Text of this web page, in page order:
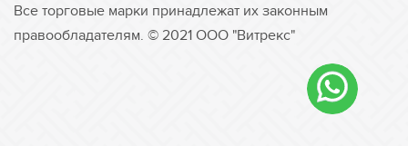
Все торговые марки принадлежат их законным
правообладателям. © 2021 ООО "Витрекс"